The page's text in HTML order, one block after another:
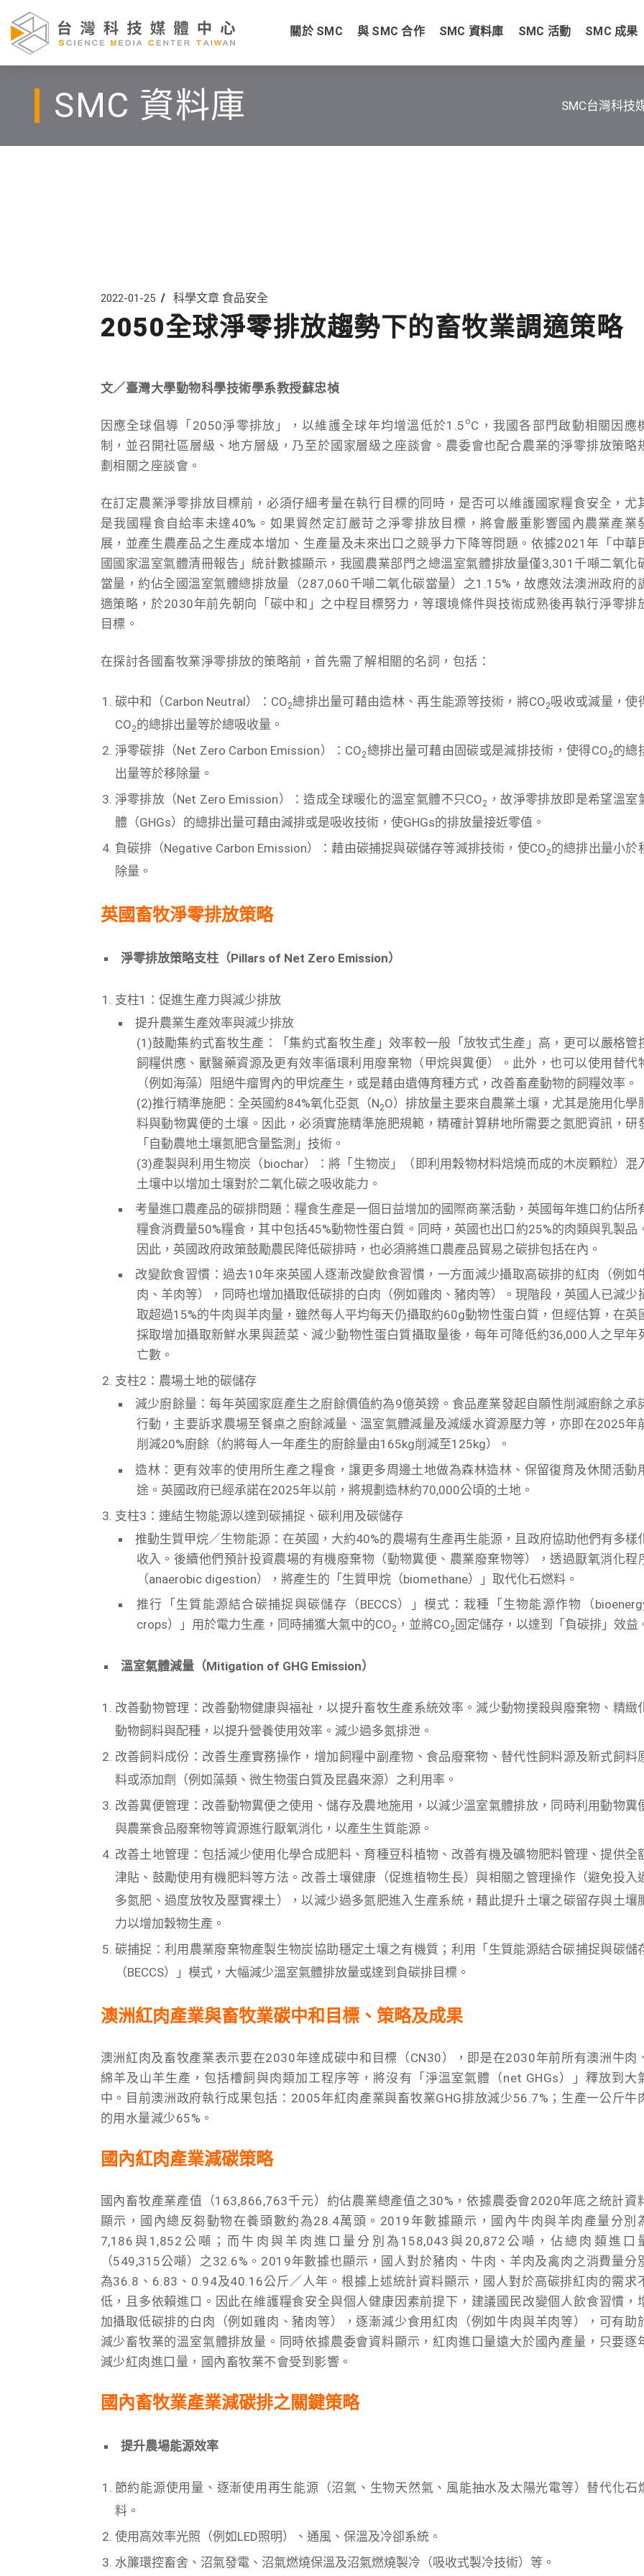
關於 SMC 與 SMC 合作 SMC 資料庫 SMC 活動 SMC 成果
SMC 資料庫 SMC台灣科技
2022-01-25 科學文章 食品安全
2050全球淨零排放趨勢下的畜牧業調適策略
文／臺灣大學動物科學技術學系教授蘇忠楨
因應全球倡導「2050淨零排放」，以維護全球年均增溫低於1.5 oC，我國各部門啟動相關因應
制，並召開社區層級、地方層級，乃至於國家層級之座談會。農委會也配合農業的淨零排放策略
劃相關之座談會。
在訂定農業淨零排放目標前，必須仔細考量在執行目標的同時，是否可以維護國家糧食安全，尤
是我國糧食自給率未達40%。如果貿然定訂嚴苛之淨零排放目標，將會嚴重影響國內農業產業
展，並產生農產品之生產成本增加、生產量及未來出口之競爭力下降等問題。依據2021年「中華
國國家溫室氣體清冊報告」統計數據顯示，我國農業部門之總溫室氣體排放量僅3,301千噸二氧化
當量，約佔全國溫室氣體總排放量（287,060千噸二氧化碳當量）之1.15%，故應效法澳洲政府的
適策略，於2030年前先朝向「碳中和」之中程目標努力，等環境條件與技術成熟後再執行淨零排
目標。
在探討各國畜牧業淨零排放的策略前，首先需了解相關的名詞，包括：
碳中和（Carbon Neutral）：CO2總排出量可藉由造林、再生能源等技術，將CO2吸收或減量，使
CO2的總排出量等於總吸收量。
淨零碳排（Net Zero Carbon Emission）：CO2總排出量可藉由固碳或是減排技術，使得CO2的總
出量等於移除量。
淨零排放（Net Zero Emission）：造成全球暖化的溫室氣體不只CO2 ，故淨零排放即是希望溫室
體（GHGs）的總排出量可藉由減排或是吸收技術，使GHGs的排放量接近零值。
負碳排（Negative Carbon Emission）：藉由碳捕捉與碳儲存等減排技術，使CO2的總排出量小於
除量。
英國畜牧淨零排放策略
淨零排放策略支柱（Pillars of Net Zero Emission）
支柱1：促進生產力與減少排放
提升農業生產效率與減少排放
(1)鼓勵集約式畜牧生產：「集約式畜牧生產」效率較一般「放牧式生產」高，更可以嚴格管
飼糧供應、獸醫藥資源及更有效率循環利用廢棄物（甲烷與糞便）。此外，也可以使用替代
（例如海藻）阻絕牛瘤胃內的甲烷產生，或是藉由遺傳育種方式，改善畜產動物的飼糧效率。
(2)推行精準施肥：全英國約84%氧化亞氮（N2O）排放量主要來自農業土壤，尤其是施用化學
料與動物糞便的土壤。因此，必須實施精準施肥規範，精確計算耕地所需要之氮肥資訊，研
「自動農地土壤氮肥含量監測」技術。
(3)產製與利用生物炭（biochar）：將「生物炭」（即利用穀物材料焙燒而成的木炭顆粒）混
土壤中以增加土壤對於二氧化碳之吸收能力。
考量進口農產品的碳排問題：糧食生產是一個日益增加的國際商業活動，英國每年進口約佔所
糧食消費量50%糧食，其中包括45%動物性蛋白質。同時，英國也出口約25%的肉類與乳製品
因此，英國政府政策鼓勵農民降低碳排時，也必須將進口農產品貿易之碳排包括在內。
改變飲食習慣：過去10年來英國人逐漸改變飲食習慣，一方面減少攝取高碳排的紅肉（例如
肉、羊肉等），同時也增加攝取低碳排的白肉（例如雞肉、豬肉等）。現階段，英國人已減少
取超過15%的牛肉與羊肉量，雖然每人平均每天仍攝取約60g動物性蛋白質，但經估算，在英
採取增加攝取新鮮水果與蔬菜、減少動物性蛋白質攝取量後，每年可降低約36,000人之早年
亡數。
支柱2：農場土地的碳儲存
減少廚餘量：每年英國家庭產生之廚餘價值約為9億英鎊。食品產業發起自願性削減廚餘之承
行動，主要訴求農場至餐桌之廚餘減量、溫室氣體減量及減緩水資源壓力等，亦即在2025年
削減20%廚餘（約將每人一年產生的廚餘量由165kg削減至125kg）。
造林：更有效率的使用所生產之糧食，讓更多周邊土地做為森林造林、保留復育及休閒活動
途。英國政府已經承諾在2025年以前，將規劃造林約70,000公頃的土地。
支柱3：連結生物能源以達到碳捕捉、碳利用及碳儲存
推動生質甲烷／生物能源：在英國，大約40%的農場有生產再生能源，且政府協助他們有多樣
收入。後續他們預計投資農場的有機廢棄物（動物糞便、農業廢棄物等），透過厭氧消化程
（anaerobic digestion），將產生的「生質甲烷（biomethane）」取代化石燃料。
推行「生質能源結合碳捕捉與碳儲存（BECCS）」模式：栽種「生物能源作物（
crops）」用於電力生產，同時捕獲大氣中的CO2 ，並將CO2 固定儲存，以達到「負碳排」效益
溫室氣體減量（Mitigation of GHG Emission）
改善動物管理：改善動物健康與福祉，以提升畜牧生產系統效率。減少動物撲殺與廢棄物、精緻
動物飼料與配種，以提升營養使用效率。減少過多氮排泄。
改善飼料成份：改善生產實務操作，增加飼糧中副產物、食品廢棄物、替代性飼料源及新式飼料
料或添加劑（例如藻類、微生物蛋白質及昆蟲來源）之利用率。
改善糞便管理：改善動物糞便之使用、儲存及農地施用，以減少溫室氣體排放，同時利用動物糞
與農業食品廢棄物等資源進行厭氧消化，以產生生質能源。
改善土地管理：包括減少使用化學合成肥料、育種豆科植物、改善有機及礦物肥料管理、提供全
津貼、鼓勵使用有機肥料等方法。改善土壤健康（促進植物生長）與相關之管理操作（避免投入
多氮肥、過度放牧及壓實裸土），以減少過多氮肥進入生產系統，藉此提升土壤之碳留存與土壤
力以增加穀物生產。
碳捕捉：利用農業廢棄物產製生物炭協助穩定土壤之有機質；利用「生質能源結合碳捕捉與碳儲
（BECCS）」模式，大幅減少溫室氣體排放量或達到負碳排目標。
澳洲紅肉產業與畜牧業碳中和目標、策略及成果
澳洲紅肉及畜牧產業表示要在2030年達成碳中和目標（CN30），即是在2030年前所有澳洲牛肉
綿羊及山羊生產，包括槽飼與肉類加工程序等，將沒有「淨溫室氣體（net GHGs）」釋放到大
中。目前澳洲政府執行成果包括：2005年紅肉產業與畜牧業GHG排放減少56.7%；生產一公斤牛
的用水量減少65%。
國內紅肉產業減碳策略
國內畜牧產業產值（163,866,763千元）約佔農業總產值之30%，依據農委會2020年底之統計資
顯示，國內總反芻動物在養頭數約為28.4萬頭。2019年數據顯示，國內牛肉與羊肉產量分別
7,186與1,852公噸；而牛肉與羊肉進口量分別為158,043與20,872公噸，佔總肉類進口
（549,315公噸）之32.6%。2019年數據也顯示，國人對於豬肉、牛肉、羊肉及禽肉之消費量分
為36.8、6.83、0.94及40.16公斤／人年。根據上述統計資料顯示，國人對於高碳排紅肉的需求
低，且多依賴進口。因此在維護糧食安全與個人健康因素前提下，建議國民改變個人飲食習慣，
加攝取低碳排的白肉（例如雞肉、豬肉等），逐漸減少食用紅肉（例如牛肉與羊肉等），可有助
減少畜牧業的溫室氣體排放量。同時依據農委會資料顯示，紅肉進口量遠大於國內產量，只要逐
減少紅肉進口量，國內畜牧業不會受到影響。
國內畜牧業產業減碳排之關鍵策略
提升農場能源效率
節約能源使用量、逐漸使用再生能源（沼氣、生物天然氣、風能抽水及太陽光電等）替代化石
料。
使用高效率光照（例如LED照明）、通風、保溫及冷卻系統。
水簾環控畜舍、沼氣發電、沼氣燃燒保溫及沼氣燃燒製冷（吸收式製冷技術）等。